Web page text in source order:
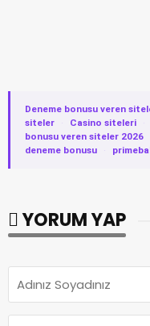
Deneme bonusu veren
siteler
· Casino siteleri ·
bonusu veren siteler 2026
deneme bonusu
·
YORUM YAP